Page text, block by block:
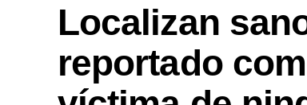
Localizan
reportado